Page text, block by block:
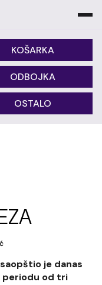
KOŠARKA
ODBOJKA
OSTALO
je danas
periodu od tri